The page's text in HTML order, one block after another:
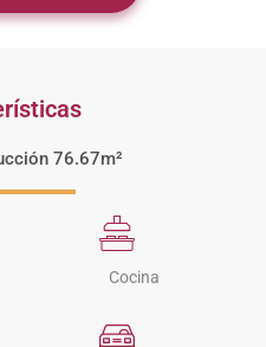
76.67m²
Cocina